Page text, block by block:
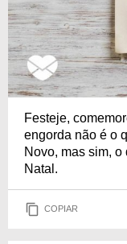
Festeje,
engorda não é o
Novo, mas sim,
Natal.
COPIAR